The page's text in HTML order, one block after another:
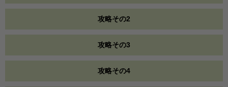
攻略その2
攻略その3
攻略その4